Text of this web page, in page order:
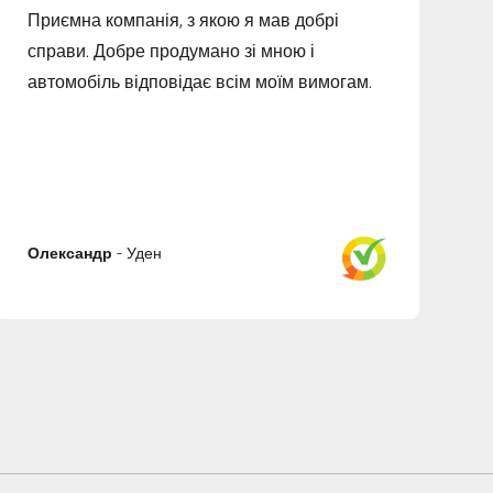
Приємна компанія, з якою я мав добрі
справи. Добре продумано зі мною і
автомобіль відповідає всім моїм вимогам.
Олександр -Уден